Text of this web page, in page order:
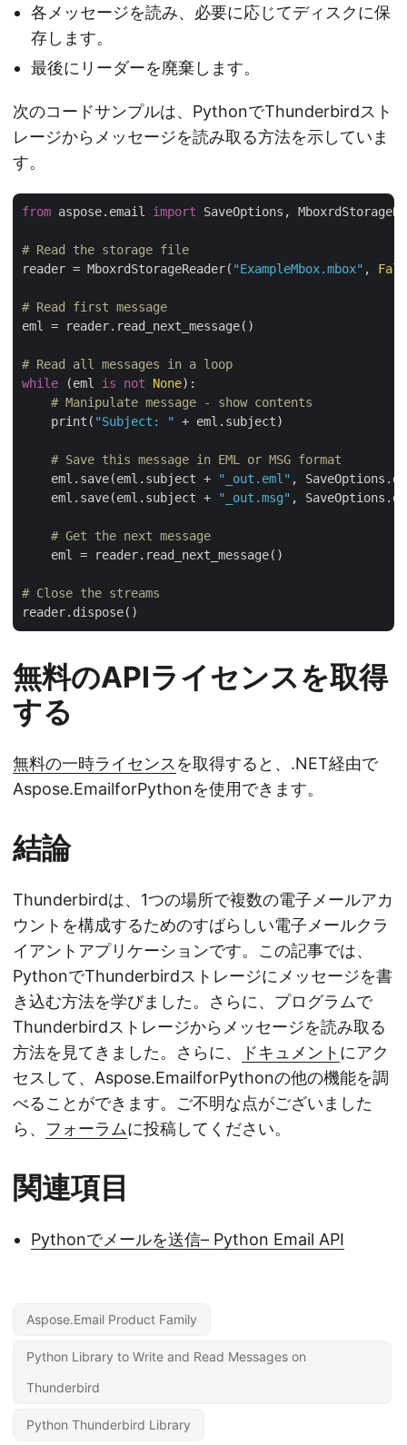
各メッセージを読み、必要に応じてディスクに保
存します。
最後にリーダーを廃棄します。
次のコードサンプルは、PythonでThunderbirdスト
レージからメッセージを読み取る方法を示していま
す。
from aspose.email import SaveOptions,
# Read the storage file
reader = MboxrdStorageReader( "ExampleMbox.mbox" ,
# Read first message
eml = reader.read_next_message()
# Read all messages in a loop
while (eml is not None):
# Manipulate message - show contents
    print(
"Subject: " + eml.subject)
# Save this message in EML or MSG format
    eml.save(eml.subject +
"_out.eml" ,
    eml.save(eml.subject +
"_out.msg" ,
# Get the next message
    eml = reader.read_next_message()
# Close the streams
無料のAPIライセンスを取得
する
無料の一時ライセンス を取得すると、.NET経由で
Aspose.EmailforPythonを使用できます。
結論
Thunderbirdは、1つの場所で複数の電子メールアカ
ウントを構成するためのすばらしい電子メールクラ
イアントアプリケーションです。この記事では、
PythonでThunderbirdストレージにメッセージを書
き込む方法を学びました。さらに、プログラムで
Thunderbirdストレージからメッセージを読み取る
方法を見てきました。さらに、
ドキュメント にアク
セスして、Aspose.EmailforPythonの他の機能を調
べることができます。ご不明な点がございました
ら、 フォーラムに投稿してください。
関連項目
Pythonでメールを送信– Python Email API
Aspose.Email Product Family
Python Library to Write and Read Messages on
Thunderbird
Python Thunderbird Library